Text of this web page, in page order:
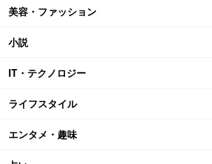
美容・ファッション
小説
IT・テクノロジー
ライフスタイル
エンタメ・趣味